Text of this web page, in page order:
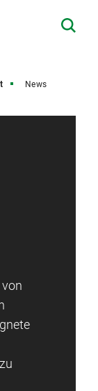
News